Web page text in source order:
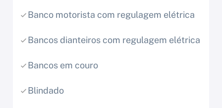
Banco motorista com regulagem elétrica
Bancos dianteiros com regulagem elétrica
Bancos em couro
Blindado